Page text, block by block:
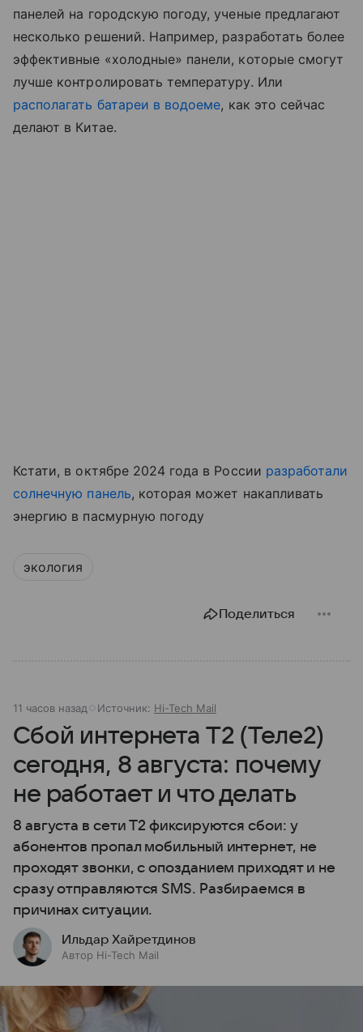
панелей на городскую погоду, ученые предлагают
несколько решений. Например, разработать более
эффективные «холодные» панели, которые смогут
лучше контролировать температуру. Или
располагать батареи в водоеме, как это сейчас
делают в Китае.
Кстати, в октябре 2024 года в России разработали
солнечную панель, которая может накапливать
энергию в пасмурную погоду
экология
Поделиться
11 часов назад Источник: Hi-Tech Mail
Сбой интернета T2 (Теле2)
сегодня, 8 августа: почему
не работает и что делать
8 августа в сети T2 фиксируются сбои: у
абонентов пропал мобильный интернет, не
проходят звонки, с опозданием приходят и не
сразу отправляются SMS. Разбираемся в
причинах ситуации.
Ильдар Хайретдинов
Автор Hi-Tech Mail